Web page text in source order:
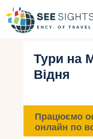
Пошук турів
Гарячі тури
Типи Турів
Країни
Тури на
Відня
Працюємо
онлайн по